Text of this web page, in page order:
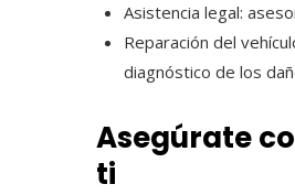
Asistencia legal:
Reparación del
diagnóstico de los
Asegúrate
ti